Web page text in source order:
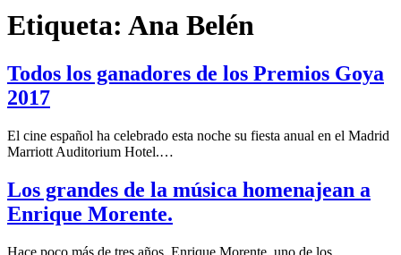
Etiqueta: Ana Belén
Todos los ganadores de los Premios Goya
2017
El cine español ha celebrado esta noche su fiesta anual en el Madrid
Marriott Auditorium Hotel.…
Los grandes de la música homenajean a
Enrique Morente.
Hace poco más de tres años, Enrique Morente, uno de los